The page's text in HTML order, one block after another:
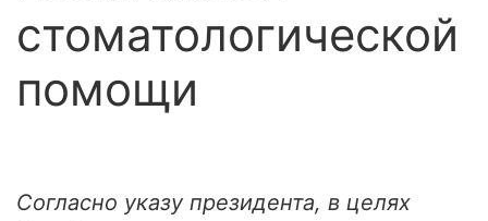
стоматологической
помощи
Согласно указу президента, в целях